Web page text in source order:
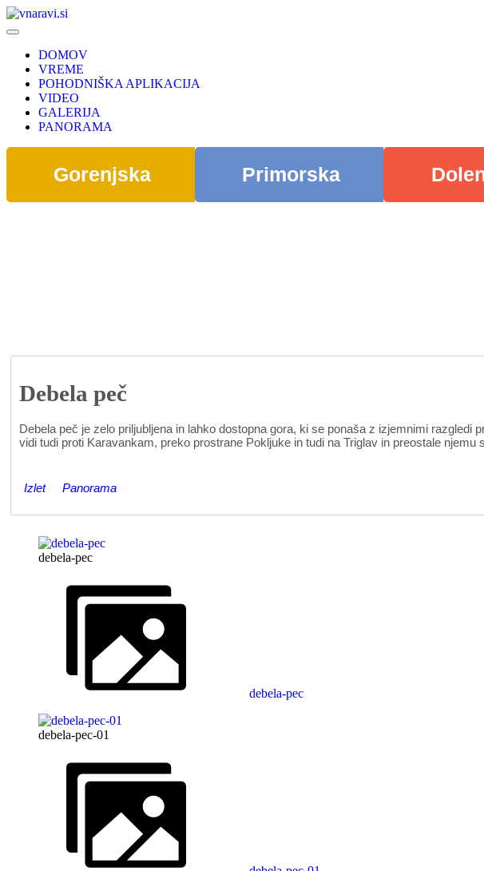
DOMOV
VREME
POHODNIŠKA APLIKACIJA
VIDEO
GALERIJA
PANORAMA
Gorenjska Primorska
Debela peč
Debela peč je zelo priljubljena in lahko dostopna gora, ki se ponaša z izjemnimi
vidi tudi proti Karavankam, preko prostrane Pokljuke in tudi na Triglav in preostale njemu
Izlet Panorama
debela-pec
debela-pec
debela-pec-01